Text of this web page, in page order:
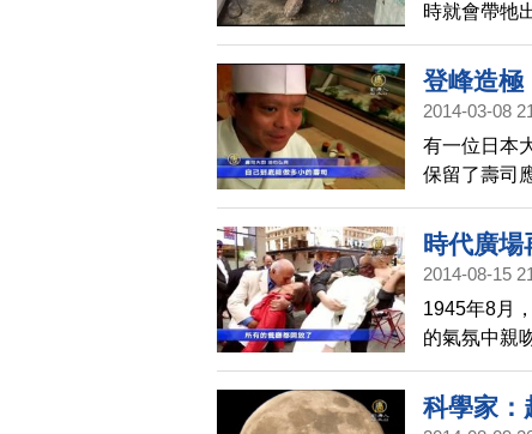
時就會帶牠
說，這隻象
是腹部就已
登峰造極
2014-03-08
有一位日本
保留了壽司
時代廣
2014-08-15
1945年8月
的氣氛中親
的地方，這
看看。
科學家：